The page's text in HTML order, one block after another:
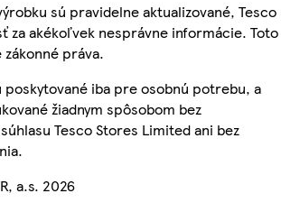
sú pravidelne aktualizované, Tesco
za akékoľvek nesprávne informácie. Toto
zákonné práva.
iba pre osobnú potrebu, a
žiadnym spôsobom bez
Tesco Stores Limited ani bez
a.s. 2026